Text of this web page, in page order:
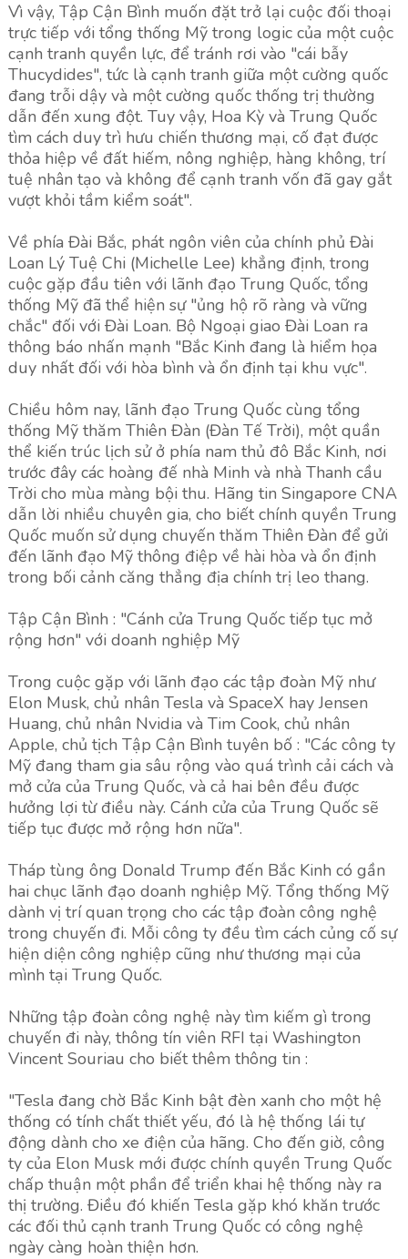
Vì vậy, Tập Cận Bình muốn đặt trở lại cuộc đối thoại
trực tiếp với tổng thống Mỹ trong logic của một cuộc
cạnh tranh quyền lực, để tránh rơi vào "cái bẫy
Thucydides", tức là cạnh tranh giữa một cường quốc
đang trỗi dậy và một cường quốc thống trị thường
dẫn đến xung đột. Tuy vậy, Hoa Kỳ và Trung Quốc
tìm cách duy trì hưu chiến thương mại, cố đạt được
thỏa hiệp về đất hiếm, nông nghiệp, hàng không, trí
tuệ nhân tạo và không để cạnh tranh vốn đã gay gắt
vượt khỏi tầm kiểm soát".
Về phía Đài Bắc, phát ngôn viên của chính phủ Đài
Loan Lý Tuệ Chi (Michelle Lee) khẳng định, trong
cuộc gặp đầu tiên với lãnh đạo Trung Quốc, tổng
thống Mỹ đã thể hiện sự "ủng hộ rõ ràng và vững
chắc" đối với Đài Loan. Bộ Ngoại giao Đài Loan ra
thông báo nhấn mạnh "Bắc Kinh đang là hiểm họa
duy nhất đối với hòa bình và ổn định tại khu vực".
Chiều hôm nay, lãnh đạo Trung Quốc cùng tổng
thống Mỹ thăm Thiên Đàn (Đàn Tế Trời), một quần
thể kiến trúc lịch sử ở phía nam thủ đô Bắc Kinh, nơi
trước đây các hoàng đế nhà Minh và nhà Thanh cầu
Trời cho mùa màng bội thu. Hãng tin Singapore CNA
dẫn lời nhiều chuyên gia, cho biết chính quyền Trung
Quốc muốn sử dụng chuyến thăm Thiên Đàn để gửi
đến lãnh đạo Mỹ thông điệp về hài hòa và ổn định
trong bối cảnh căng thẳng địa chính trị leo thang.
Tập Cận Bình : "Cánh cửa Trung Quốc tiếp tục mở
rộng hơn" với doanh nghiệp Mỹ
Trong cuộc gặp với lãnh đạo các tập đoàn Mỹ như
Elon Musk, chủ nhân Tesla và SpaceX hay Jensen
Huang, chủ nhân Nvidia và Tim Cook, chủ nhân
Apple, chủ tịch Tập Cận Bình tuyên bố : "Các công ty
Mỹ đang tham gia sâu rộng vào quá trình cải cách và
mở cửa của Trung Quốc, và cả hai bên đều được
hưởng lợi từ điều này. Cánh cửa của Trung Quốc sẽ
tiếp tục được mở rộng hơn nữa".
Tháp tùng ông Donald Trump đến Bắc Kinh có gần
hai chục lãnh đạo doanh nghiệp Mỹ. Tổng thống Mỹ
dành vị trí quan trọng cho các tập đoàn công nghệ
trong chuyến đi. Mỗi công ty đều tìm cách củng cố sự
hiện diện công nghiệp cũng như thương mại của
mình tại Trung Quốc.
Những tập đoàn công nghệ này tìm kiếm gì trong
chuyến đi này, thông tín viên RFI tại Washington
Vincent Souriau cho biết thêm thông tin :
"Tesla đang chờ Bắc Kinh bật đèn xanh cho một hệ
thống có tính chất thiết yếu, đó là hệ thống lái tự
động dành cho xe điện của hãng. Cho đến giờ, công
ty của Elon Musk mới được chính quyền Trung Quốc
chấp thuận một phần để triển khai hệ thống này ra
thị trường. Điều đó khiến Tesla gặp khó khăn trước
các đối thủ cạnh tranh Trung Quốc có công nghệ
ngày càng hoàn thiện hơn.